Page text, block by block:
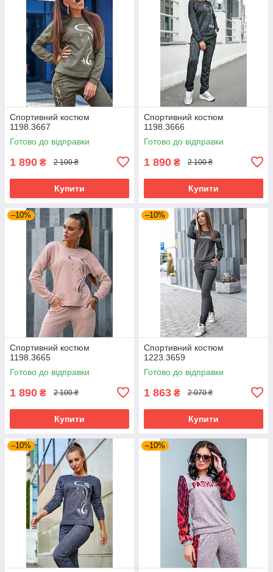
Спортивний костюм
1198.3667
Готово до відправки
1 890 ₴ 2 100 ₴
Купити
Спортивний костюм
1198.3666
Готово до відправки
1 890 ₴ 2 100 ₴
Купити
–10%
Спортивний костюм
1198.3665
Готово до відправки
1 890 ₴ 2 100 ₴
Купити
–10%
Спортивний костюм
1223.3659
Готово до відправки
1 863 ₴ 2 070 ₴
Купити
–10% –10%